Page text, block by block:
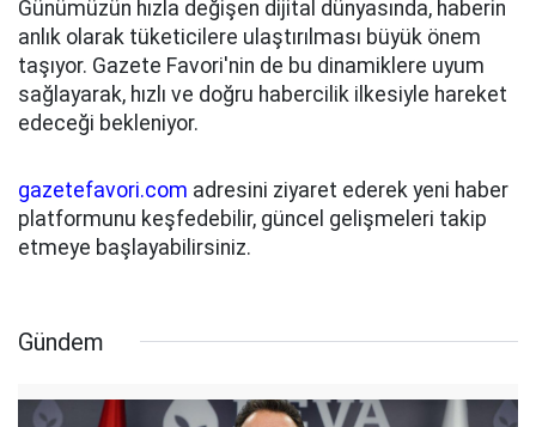
Günümüzün hızla değişen dijital dünyasında, haberin
anlık olarak tüketicilere ulaştırılması büyük önem
taşıyor. Gazete Favori'nin de bu dinamiklere uyum
sağlayarak, hızlı ve doğru habercilik ilkesiyle hareket
edeceği bekleniyor.
gazetefavori.com adresini ziyaret ederek yeni haber
platformunu keşfedebilir, güncel gelişmeleri takip
etmeye başlayabilirsiniz.
Gündem